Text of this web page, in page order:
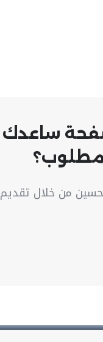
ساعدك
من خلال تقديم